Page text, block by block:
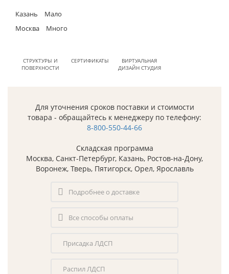
Казань
Мало
Москва
Много
СТРУКТУРЫ И
ПОВЕРХНОСТИ
СЕРТИФИКАТЫ
ВИРТУАЛЬНАЯ
ДИЗАЙН СТУДИЯ
Для уточнения сроков поставки и стоимости
товара - обращайтесь к менеджеру по телефону:
8-800-550-44-66
Складская программа
Москва, Санкт-Петербург, Казань, Ростов-на-Дону,
Воронеж, Тверь, Пятигорск, Орел, Ярославль
Подробнее о доставке
Все способы оплаты
Присадка ЛДСП
Распил ЛДСП